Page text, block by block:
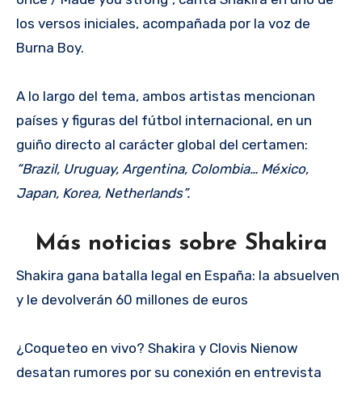
los versos iniciales, acompañada por la voz de
Burna Boy.
A lo largo del tema, ambos artistas mencionan
países y figuras del fútbol internacional, en un
guiño directo al carácter global del certamen:
“Brazil, Uruguay, Argentina, Colombia… México,
Japan, Korea, Netherlands”.
Más noticias sobre Shakira
Shakira gana batalla legal en España: la absuelven
y le devolverán 60 millones de euros
¿Coqueteo en vivo? Shakira y Clovis Nienow
desatan rumores por su conexión en entrevista